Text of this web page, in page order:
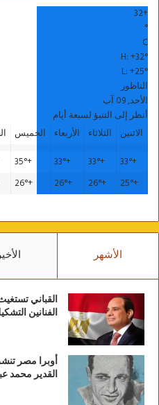
+
32
°
C
H:+32°
L:+25°
الناظور
الأحد, 09 آب
أنظر إلى التنبؤ لسبعة أيام
الاثنين
الثلاثاء الأربعاء الخميس
+
33°
+
33°
+
33°
+
35°
+
25°
+
26°
+
26°
+
26°
الأشهر
القباني
الفنانين
أوبرا مصر
القدير محمد